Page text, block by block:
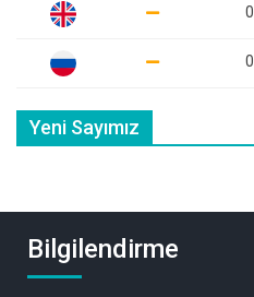
0
0
Yeni Sayımız
Bilgilendirme